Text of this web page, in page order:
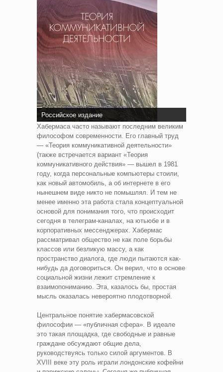
Российское издание
Хабермаса часто называют последним великим
философом современности. Его главный труд
— «Теория коммуникативной деятельности»
(также встречается вариант «Теория
коммуникативного действия» — вышел в 1981
году, когда персональные компьютеры стоили,
как новый автомобиль, а об интернете в его
нынешнем виде никто не помышлял. И тем не
менее именно эта работа стала концептуальной
основой для понимания того, что происходит
сегодня в телеграм-каналах, на ютьюбе и в
корпоративных мессенджерах. Хабермас
рассматривал общество не как поле борьбы
классов или безликую массу, а как
пространство диалога, где люди пытаются как-
нибудь да договориться. Он верил, что в основе
социальной жизни лежит стремление к
взаимопониманию. Эта, казалось бы, простая
мысль оказалась невероятно плодотворной.
Центральное понятие хабермасовской
философии — «публичная сфера». В идеале
это такая площадка, где свободные и равные
граждане обсуждают общие дела,
руководствуясь только силой аргументов. В
XVIII веке эту роль играли лондонские кофейни